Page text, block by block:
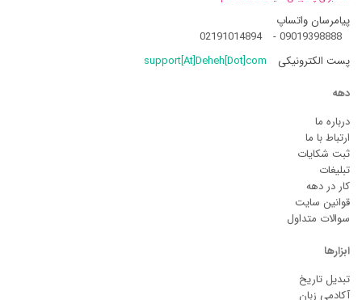
پیامرسان واتساپ
09019398888
-
02191014894
پست الکترونیکی
support[At]Deheh[Dot]com
دهه
درباره ما
ارتباط با ما
ثبت شکایات
تبلیغات
کار در دهه
قوانین سایت
سوالات متداول
ابزارها
تبدیل تاریخ
آکادمی زبان